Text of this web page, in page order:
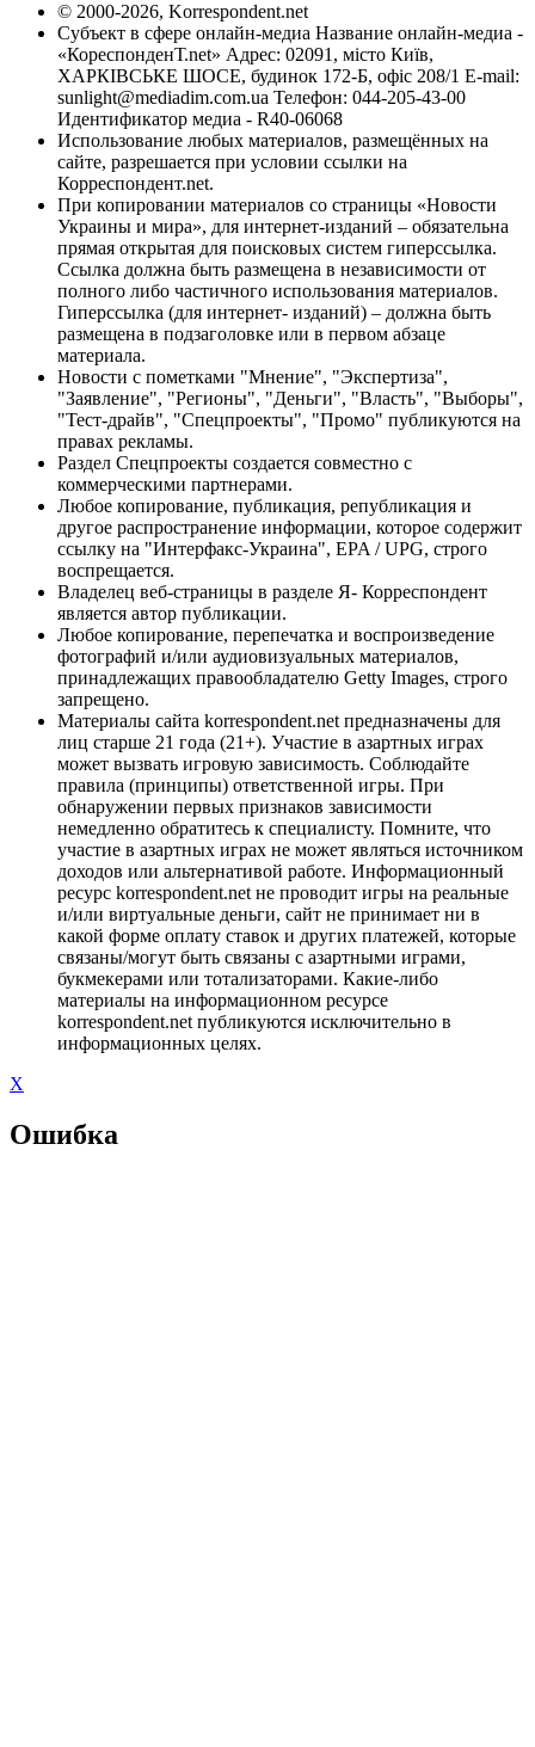
© 2000-2026, Korrespondent.net
Субъект в сфере онлайн-медиа Название онлайн-медиа -
«КореспонденТ.net» Адрес: 02091, місто Київ,
ХАРКІВСЬКЕ ШОСЕ, будинок 172-Б, офіс 208/1 E-mail:
sunlight@mediadim.com.ua Телефон: 044-205-43-00
Идентификатор медиа - R40-06068
Использование любых материалов, размещённых на
сайте, разрешается при условии ссылки на
Корреспондент.net.
При копировании материалов со страницы «Новости
Украины и мира», для интернет-изданий – обязательна
прямая открытая для поисковых систем гиперссылка.
Ссылка должна быть размещена в независимости от
полного либо частичного использования материалов.
Гиперссылка (для интернет- изданий) – должна быть
размещена в подзаголовке или в первом абзаце
материала.
Новости с пометками "Мнение", "Экспертиза",
"Заявление", "Регионы", "Деньги", "Власть", "Выборы",
"Тест-драйв", "Спецпроекты", "Промо" публикуются на
правах рекламы.
Раздел Спецпроекты создается совместно с
коммерческими партнерами.
Любое копирование, публикация, републикация и
другое распространение информации, которое содержит
ссылку на "Интерфакс-Украина", EPA / UPG, строго
воспрещается.
Владелец веб-страницы в разделе Я- Корреспондент
является автор публикации.
Любое копирование, перепечатка и воспроизведение
фотографий и/или аудиовизуальных материалов,
принадлежащих правообладателю Getty Images, строго
запрещено.
Материалы сайта korrespondent.net предназначены для
лиц старше 21 года (21+). Участие в азартных играх
может вызвать игровую зависимость. Соблюдайте
правила (принципы) ответственной игры. При
обнаружении первых признаков зависимости
немедленно обратитесь к специалисту. Помните, что
участие в азартных играх не может являться источником
доходов или альтернативой работе. Информационный
ресурс korrespondent.net не проводит игры на реальные
и/или виртуальные деньги, сайт не принимает ни в
какой форме оплату ставок и других платежей, которые
связаны/могут быть связаны с азартными играми,
букмекерами или тотализаторами. Какие-либо
материалы на информационном ресурсе
korrespondent.net публикуются исключительно в
информационных целях.
X
Ошибка